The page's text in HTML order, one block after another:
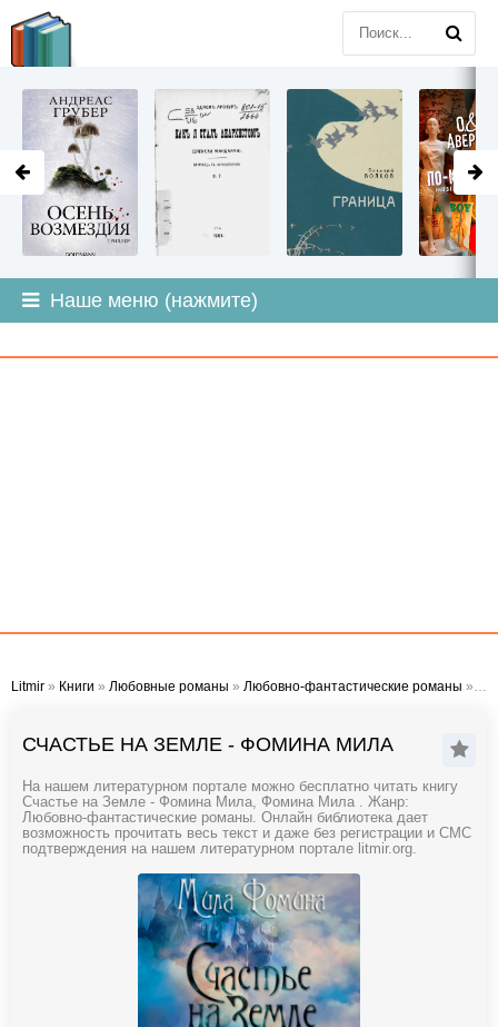
Наше меню (нажмите)
Litmir » Книги » Любовные романы » Любовно-фантастические романы » Счастье на Земле - Фомина Мила
СЧАСТЬЕ НА ЗЕМЛЕ - ФОМИНА МИЛА
На нашем литературном портале можно бесплатно читать книгу
Счастье на Земле - Фомина Мила, Фомина Мила . Жанр:
Любовно-фантастические романы. Онлайн библиотека дает
возможность прочитать весь текст и даже без регистрации и СМС
подтверждения на нашем литературном портале litmir.org.
LITMIR.ORG